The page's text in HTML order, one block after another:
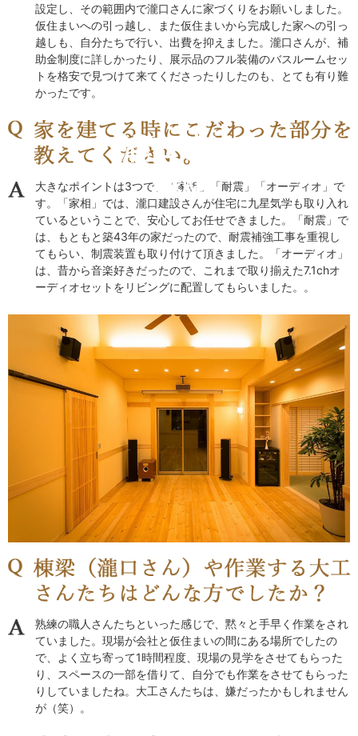
瀧口建設
I様邸
設定し、その範囲内で瀧口さんに家づくりをお願いしました。
仮住まいへの引っ越し、また仮住まいから完成した家への引っ
越しも、自分たちで行い、出費を抑えました。瀧口さんが、補
助金制度に詳しかったり、展示品のフル装備のバスルームセッ
トを格安で見つけて来てくださったりしたのも、とても有り難
かったです。
大きなポイントは3つで、「家相」「耐震」「オーディオ」で
す。「家相」では、瀧口建設さんが住宅に九星気学も取り入れ
ているということで、安心してお任せできました。「耐震」で
は、もともと築43年の家だったので、耐震補強工事を重視し
てもらい、制震装置も取り付けて頂きました。「オーディオ」
は、昔から音楽好きだったので、これまで取り揃えた7.1chオ
ーディオセットをリビングに配置してもらいました。。
熟練の職人さんたちといった感じで、黙々と手早く作業をされ
ていました。現場が会社と仮住まいの間にある場所でしたの
で、よく立ち寄って1時間程度、現場の見学をさせてもらった
り、スペースの一部を借りて、自分でも作業をさせてもらった
りしていましたね。大工さんたちは、嫌だったかもしれません
が（笑）。